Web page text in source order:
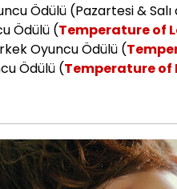
Ödülü (Pazartesi & Salı
Ödülü (Temperature of
Oyuncu Ödülü (
Ödülü (Temperature of